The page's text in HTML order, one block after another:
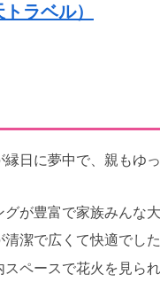
ラベル）
縁日に夢中で、親もゆ
が豊富で家族みんな大
潔で広くて快適でした
スペースで花火を見ら